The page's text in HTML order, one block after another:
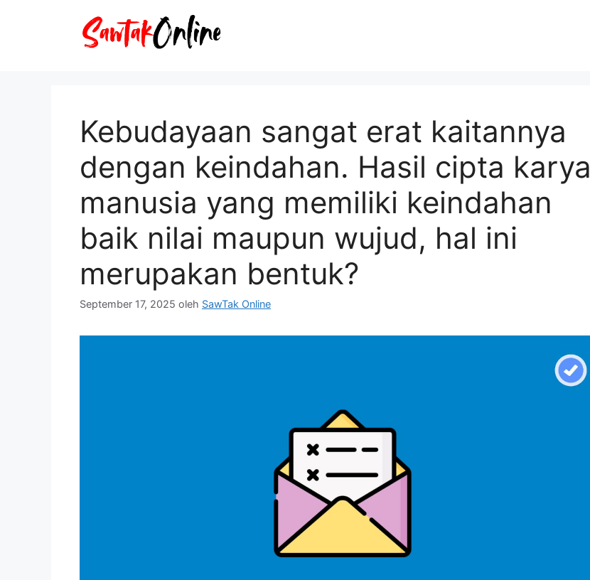
Kebudayaan sangat erat kaitannya
dengan keindahan. Hasil cipta karya
manusia yang memiliki keindahan
baik nilai maupun wujud, hal ini
merupakan bentuk?
September 17, 2025 oleh SawTak Online